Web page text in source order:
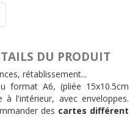
DU PRODUIT
rétablissement...
format A6, (pliée 15x10.5cm
l'intérieur, avec enveloppes.
des cartes différent